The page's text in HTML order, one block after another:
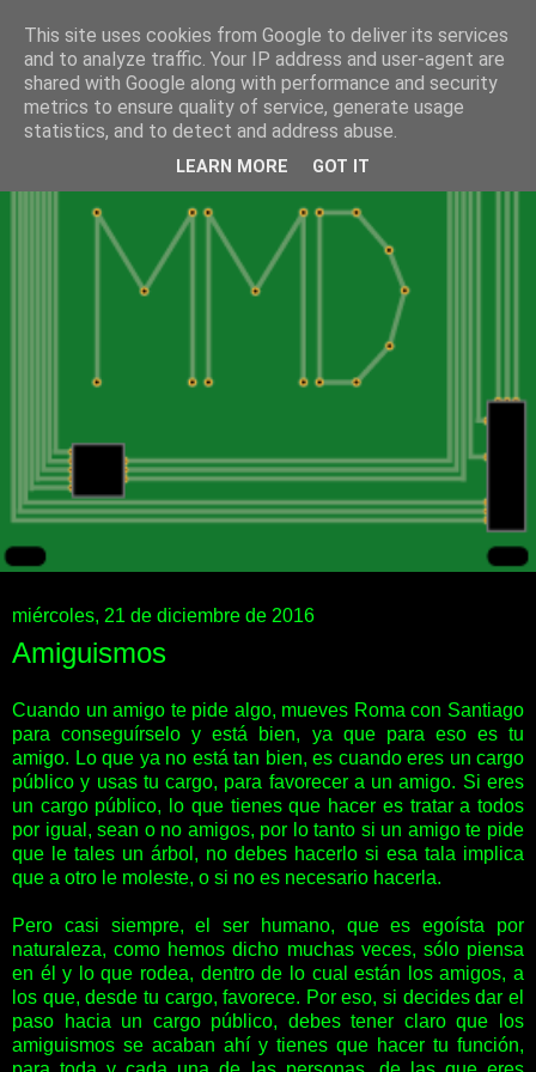
miércoles, 21 de diciembre de 2016
Amiguismos
Cuando un amigo te pide algo, mueves Roma con Santiago
para conseguírselo y está bien, ya que para eso es tu
amigo. Lo que ya no está tan bien, es cuando eres un cargo
público y usas tu cargo, para favorecer a un amigo. Si eres
un cargo público, lo que tienes que hacer es tratar a todos
por igual, sean o no amigos, por lo tanto si un amigo te pide
que le tales un árbol, no debes hacerlo si esa tala implica
que a otro le moleste, o si no es necesario hacerla.
Pero casi siempre, el ser humano, que es egoísta por
naturaleza, como hemos dicho muchas veces, sólo piensa
en él y lo que rodea, dentro de lo cual están los amigos, a
los que, desde tu cargo, favorece. Por eso, si decides dar el
paso hacia un cargo público, debes tener claro que los
amiguismos se acaban ahí y tienes que hacer tu función,
This site uses cookies from Google to deliver its services
and to analyze traffic. Your IP address and user-agent are
shared with Google along with performance and security
metrics to ensure quality of service, generate usage
statistics, and to detect and address abuse.
LEARN MORE GOT IT